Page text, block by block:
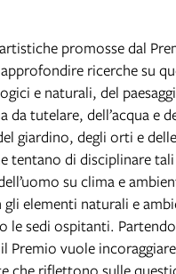
promosse dal
ricerche su
e naturali, del
da tutelare, dell’acqua e
giardino, degli orti e
tentano di disciplinare
su clima e
elementi naturali e
le sedi ospitanti.
Premio vuole
che riflettono sulle